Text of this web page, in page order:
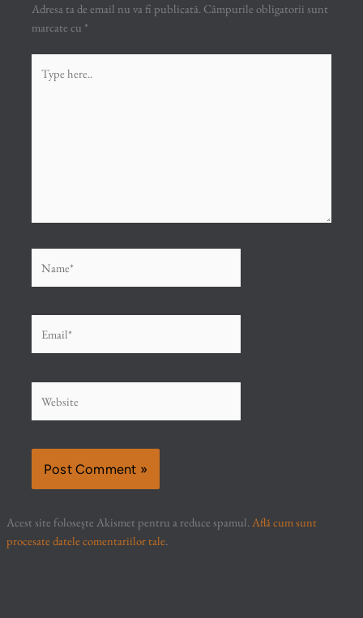
Adresa ta de email nu va fi publicată. Câmpurile obligatorii sunt
marcate cu *
here..
Acest site folosește Akismet pentru a reduce spamul.Află cum sunt
procesate datele comentariilor tale.